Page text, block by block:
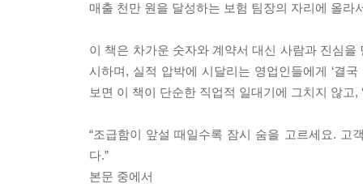
매출 천만 원을 달성하는 보험 팀장의 자리에 올라
이 책은 차가운 숫자와 계약서 대신 사람과 진심을
시하며, 실적 압박에 시달리는 영업인들에게 ‘결
보면 이 책이 단순한 직업적 일대기에 그치지 않고
“조급함이 앞설 때일수록 잠시 숨을 고르세요. 고
다.”
본문 중에서